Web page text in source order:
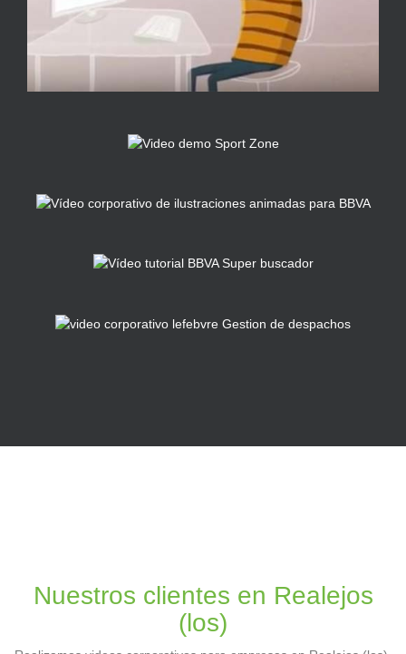
Nuestros clientes en Realejos
(los)